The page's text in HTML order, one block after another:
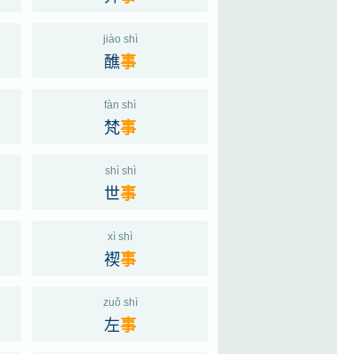
jiào shì
醮事
fàn shì
梵事
shì shì
世事
xì shì
禊事
zuǒ shì
左事